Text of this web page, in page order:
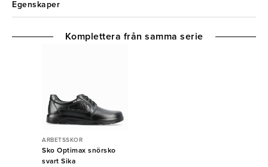
Egenskaper
ARBETSSKOR
Sko Optimax snörsko
svart Sika
Komplettera från samma serie